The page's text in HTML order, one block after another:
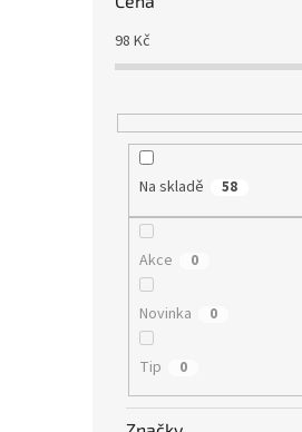
98 Kč
Na skladě 58
Akce 0
Novinka 0
Tip 0